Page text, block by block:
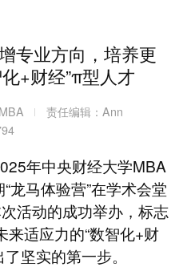
专业方向，培养更
+财经”π型人才
责任编辑：Ann
年中央财经大学MBA
龙马体验营”在学术会堂
活动的成功举办，标志
适应力的“数智化+财
坚实的第一步。